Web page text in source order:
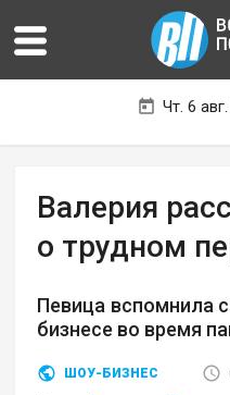
Чт. 6
Валерия
о трудном
Певица вспомнила
бизнесе во время
ШОУ-БИЗНЕС